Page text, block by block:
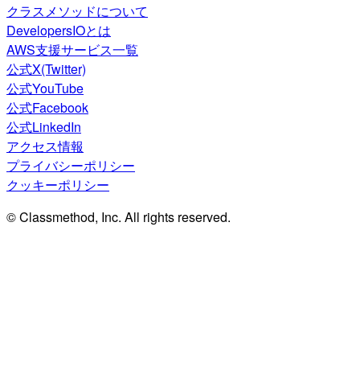
クラスメソッドについて
DevelopersIOとは
AWS支援サービス一覧
公式X(Twitter)
公式YouTube
公式Facebook
公式LinkedIn
アクセス情報
プライバシーポリシー
クッキーポリシー
© Classmethod, Inc. All rights reserved.